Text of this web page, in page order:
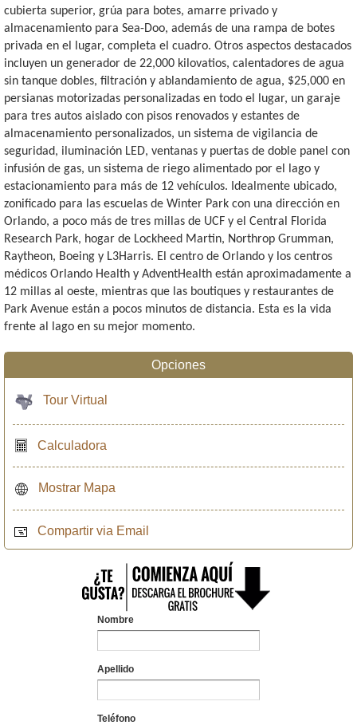
cubierta superior, grúa para botes, amarre privado y
almacenamiento para Sea-Doo, además de una rampa de botes
privada en el lugar, completa el cuadro. Otros aspectos destacados
incluyen un generador de 22,000 kilovatios, calentadores de agua
sin tanque dobles, filtración y ablandamiento de agua, $25,000 en
persianas motorizadas personalizadas en todo el lugar, un garaje
para tres autos aislado con pisos renovados y estantes de
almacenamiento personalizados, un sistema de vigilancia de
seguridad, iluminación LED, ventanas y puertas de doble panel con
infusión de gas, un sistema de riego alimentado por el lago y
estacionamiento para más de 12 vehículos. Idealmente ubicado,
zonificado para las escuelas de Winter Park con una dirección en
Orlando, a poco más de tres millas de UCF y el Central Florida
Research Park, hogar de Lockheed Martin, Northrop Grumman,
Raytheon, Boeing y L3Harris. El centro de Orlando y los centros
médicos Orlando Health y AdventHealth están aproximadamente a
12 millas al oeste, mientras que las boutiques y restaurantes de
Park Avenue están a pocos minutos de distancia. Esta es la vida
frente al lago en su mejor momento.
Opciones
Tour Virtual
Calculadora
Mostrar Mapa
Compartir via Email
Nombre
Apellido
Teléfono